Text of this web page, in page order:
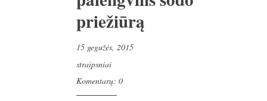
priežiūrą
15 gegužės, 2015
straipsniai
Komentarų: 0